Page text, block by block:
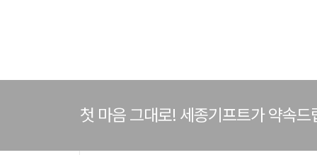
첫 마음 그대로! 세종기프트가 약속드